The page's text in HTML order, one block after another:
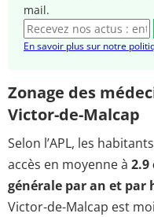
mail.
En savoir plus sur notre
Zonage des
Victor-de-Malcap
Selon l’APL, les
accès en moyenne à 2.9
générale par an et par
Victor-de-Malcap est